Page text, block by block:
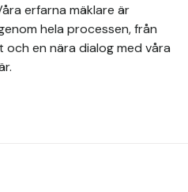
erfarna mäklare är
hela processen, från
en nära dialog med våra